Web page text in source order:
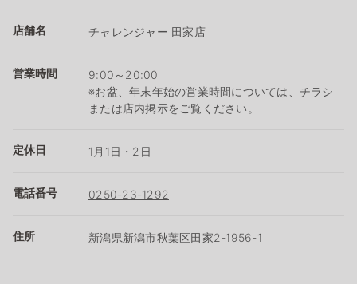
店舗名 チャレンジャー 田家店
営業時間
9:00～20:00
※お盆、年末年始の営業時間については、チラシ
または店内掲示をご覧ください。
定休日 1月1日・2日
電話番号 0250-23-1292
住所 新潟県新潟市秋葉区田家2-1956-1